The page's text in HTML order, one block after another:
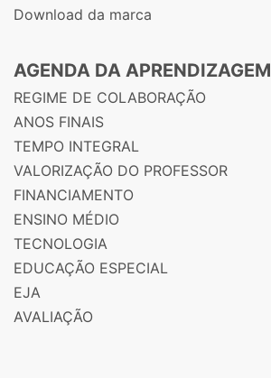
Download da marca
AGENDA DA APRENDIZAGEM
REGIME DE COLABORAÇÃO
ANOS FINAIS
TEMPO INTEGRAL
VALORIZAÇÃO DO PROFESSOR
FINANCIAMENTO
ENSINO MÉDIO
TECNOLOGIA
EDUCAÇÃO ESPECIAL
EJA
AVALIAÇÃO